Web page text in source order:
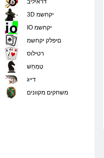
דראיליב
3D יקחשמ
IO יקחשמ
םיפלק יקחשמ
רטילוס
טָמְחַׁש
דייג
משחקים מקוונים